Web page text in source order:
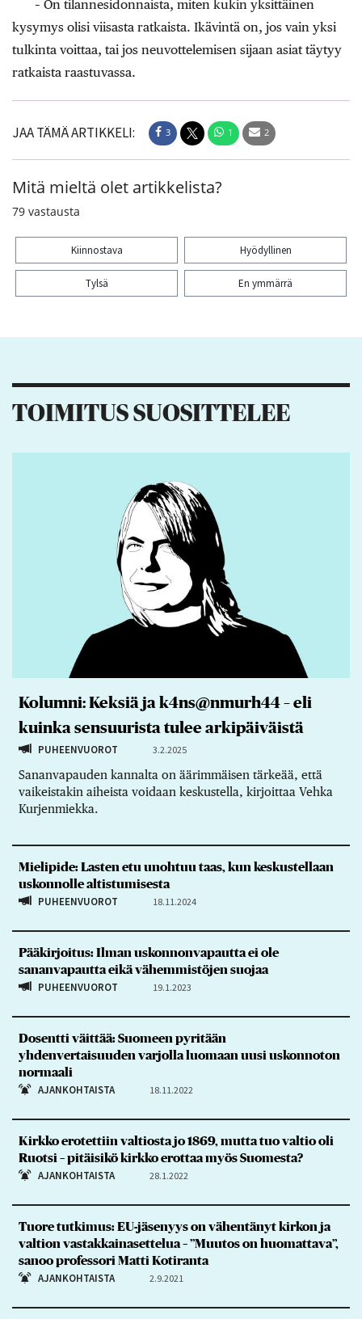
– On tilannesidonnaista, miten kukin yksittäinen
kysymys olisi viisasta ratkaista. Ikävintä on, jos vain yksi
tulkinta voittaa, tai jos neuvottelemisen sijaan asiat täytyy
ratkaista raastuvassa.
JAA TÄMÄ ARTIKKELI: 3 1 2
Mitä mieltä olet artikkelista?
79 vastausta
Kiinnostava Hyödyllinen
Tylsä En ymmärrä
TOIMITUS SUOSITTELEE
Kolumni: Keksiä ja k4ns@nmurh44 – eli
kuinka sensuurista tulee arkipäiväistä
PUHEENVUOROT 3.2.2025
Sananvapauden kannalta on äärimmäisen tärkeää, että
vaikeistakin aiheista voidaan keskustella, kirjoittaa Vehka
Kurjenmiekka.
Mielipide: Lasten etu unohtuu taas, kun keskustellaan
uskonnolle altistumisesta
PUHEENVUOROT 18.11.2024
Pääkirjoitus: Ilman uskonnonvapautta ei ole
sananvapautta eikä vähemmistöjen suojaa
PUHEENVUOROT 19.1.2023
Dosentti väittää: Suomeen pyritään
yhdenvertaisuuden varjolla luomaan uusi uskonnoton
normaali
AJANKOHTAISTA 18.11.2022
Kirkko erotettiin valtiosta jo 1869, mutta tuo valtio oli
Ruotsi – pitäisikö kirkko erottaa myös Suomesta?
AJANKOHTAISTA 28.1.2022
Tuore tutkimus: EU-jäsenyys on vähentänyt kirkon ja
valtion vastakkainasettelua – ”Muutos on huomattava”,
sanoo professori Matti Kotiranta
AJANKOHTAISTA 2.9.2021